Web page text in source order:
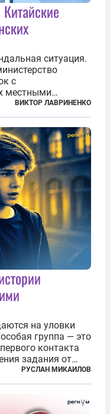
ситуация.
с
местными
Чиновники
с целью
сети, чтобы
ВИКТОР ЛАВРИНЕНКО
на уловки
группа — это
контакта
задания от
часов до
в
РУСЛАН МИКАИЛОВ